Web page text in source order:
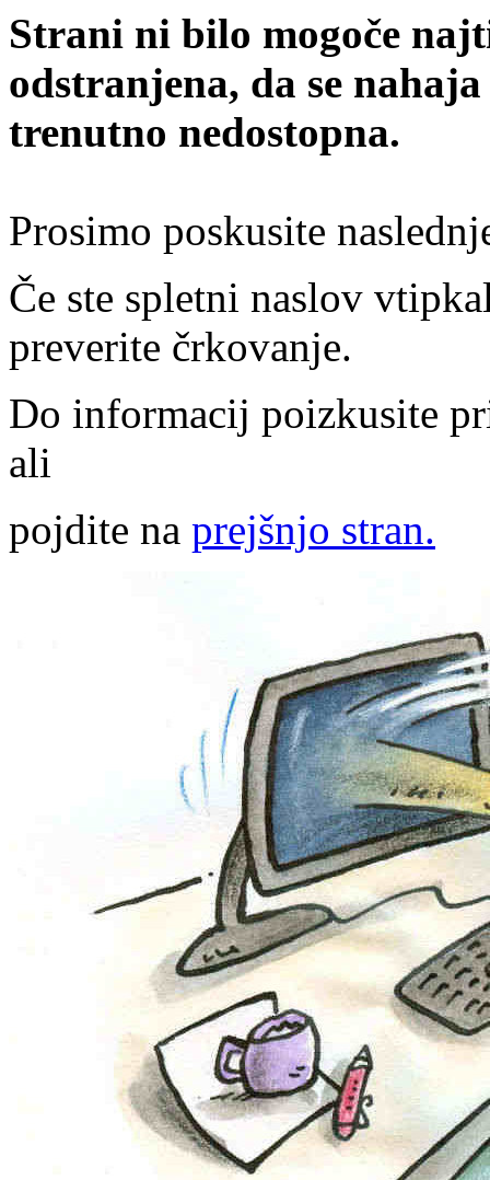
Strani ni bilo mogoče
odstranjena, da se
trenutno nedostopna.
Prosimo poskusite
Če ste spletni naslov
preverite črkovanje.
Do informacij poizkusite
ali
pojdite na prejšnjo stran.